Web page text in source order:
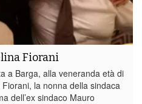
Fiorani
a Barga, alla veneranda età di
la nonna della sindaca
dell’ex sindaco Mauro